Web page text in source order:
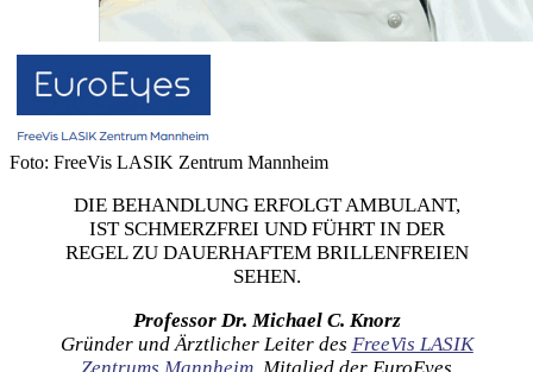
Foto: FreeVis LASIK Zentrum Mannheim
DIE BEHANDLUNG ERFOLGT AMBULANT,
IST SCHMERZFREI UND FÜHRT IN DER
REGEL ZU DAUERHAFTEM BRILLENFREIEN
SEHEN.
Professor Dr. Michael C. Knorz
Gründer und Ärztlicher Leiter des FreeVis LASIK